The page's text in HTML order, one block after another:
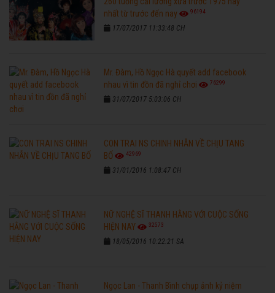
nhất từ trước đến nay
96194
17/07/2017 11:33:48 CH
Mr. Đàm, Hồ Ngọc Hà quyết add facebook
nhau vì tin đồn đã nghỉ chơi
76299
31/07/2017 5:03:06 CH
CON TRAI NS CHINH NHẪN VỀ CHỊU TANG
BỐ
42969
31/01/2016 1:08:47 CH
NỮ NGHỆ SĨ THANH HẰNG VỚI CUỘC SỐNG
HIỆN NAY
32573
18/05/2016 10:22:21 SA
Ngọc Lan - Thanh Bình chụp ảnh kỷ niệm